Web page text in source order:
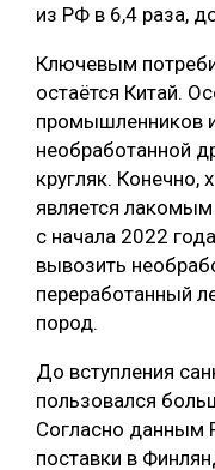
из РФ в 6,4 раза,
Ключевым
остаётся Китай.
промышленников
необработанной
кругляк. Конечно,
является
с начала 2022
вывозить
переработанный
пород.
До вступления
пользовался
Согласно данным
поставки в